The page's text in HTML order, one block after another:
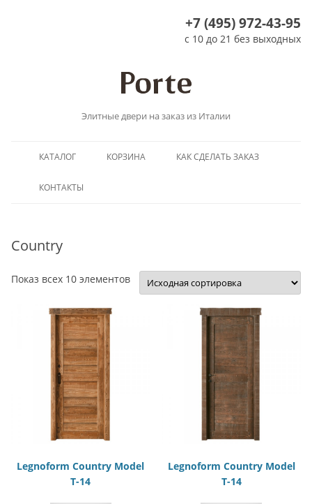
+7 (495) 972-43-95
с 10 до 21 без выходных
Элитные двери на заказ из Италии
КАТАЛОГ КОРЗИНА КАК СДЕЛАТЬ ЗАКАЗ
КОНТАКТЫ
Country
Показ всех 10 элементов
Legnoform Country Model
T-14
Legnoform Country Model
T-14